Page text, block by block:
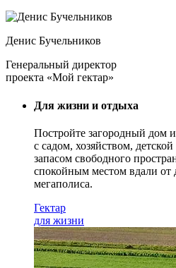
Денис Бучельников
Генеральный директор
проекта «Мой гектар»
Для жизни и отдыха
Постройте загородный дом
с садом, хозяйством,
запасом свободного
спокойным местом вдали от
мегаполиса.
Гектар
для жизни